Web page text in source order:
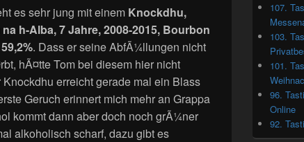
es sehr jung mit einem Knockdhu,
h-Alba, 7 Jahre, 2008-2015, Bourbon
. Dass er seine AbfÃ¼llungen nicht
hÃ¤tte Tom bei diesem hier nicht
erreicht gerade mal ein Blass
Geruch erinnert mich mehr an Grappa
kommt dann aber doch noch grÃ¼ner
alkoholisch scharf, dazu gibt es
107.
103.
101.
96.
Online
92.